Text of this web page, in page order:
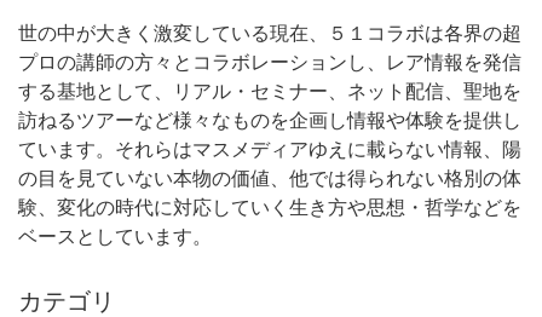
世の中が大きく激変している現在、５１コラボは各界の超
プロの講師の方々とコラボレーションし、レア情報を発信
する基地として、リアル・セミナー、ネット配信、聖地を
訪ねるツアーなど様々なものを企画し情報や体験を提供し
ています。それらはマスメディアゆえに載らない情報、陽
の目を見ていない本物の価値、他では得られない格別の体
験、変化の時代に対応していく生き方や思想・哲学などを
ベースとしています。
カテゴリ